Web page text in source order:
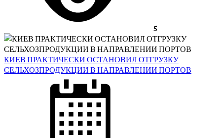
5
КИЕВ ПРАКТИЧЕСКИ ОСТАНОВИЛ ОТГРУЗКУ
СЕЛЬХОЗПРОДУКЦИИ В НАПРАВЛЕНИИ ПОРТОВ